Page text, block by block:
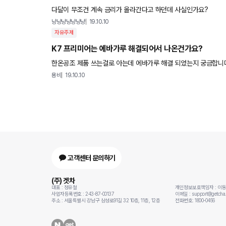
다달이 무조건 계속 금리가 올라간다고 하던데 사실인가요?
냥냥냥냥냥냥냥 19.10.10
자유주제
K7 프리미어는 에바가루 해결되어서 나온건가요?
한온공조 제품 쓰는걸로 아는데 에바가루 해결 되었는지 궁금합니
용비 19.10.10
고객센터 문의하기
(주) 겟차
대표 : 정유철
사업자등록번호 : 243-87-00137
주소 : 서울특별시 강남구 삼성로91길 32 10층, 11층, 12층
개인정보보호책임자 : 이
이메일 :
전화번호: 1800-0456